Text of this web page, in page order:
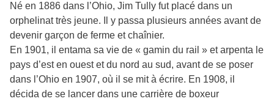
Né en 1886 dans l’Ohio, Jim Tully fut placé dans un
orphelinat très jeune. Il y passa plusieurs années avant de
devenir garçon de ferme et chaînier.
En 1901, il entama sa vie de « gamin du rail » et arpenta le
pays d’est en ouest et du nord au sud, avant de se poser
dans l’Ohio en 1907, où il se mit à écrire. En 1908, il
décida de se lancer dans une carrière de boxeur